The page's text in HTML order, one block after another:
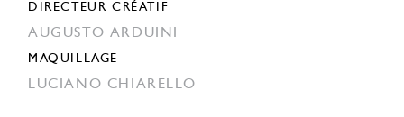
DIRECTEUR CRÉATIF
AUGUSTO ARDUINI
MAQUILLAGE
LUCIANO CHIARELLO